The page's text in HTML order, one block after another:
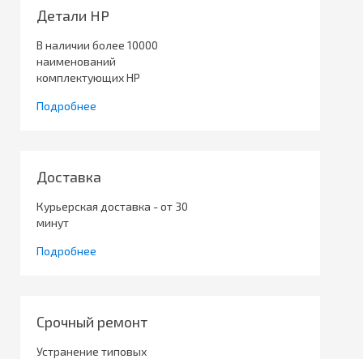
Детали HP
В наличии более 10000
наименований
комплектующих HP
Подробнее
Доставка
Курьерская доставка - от 30
минут
Подробнее
Срочный ремонт
Устранение типовых